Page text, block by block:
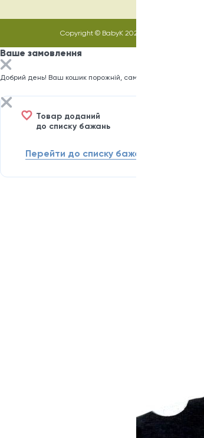
Copyright © BabyK 2026
Ваше замовлення
Добрий день! Ваш кошик порожній, саме час заповнити
Товар доданий
до списку бажань
Перейти до списку бажань